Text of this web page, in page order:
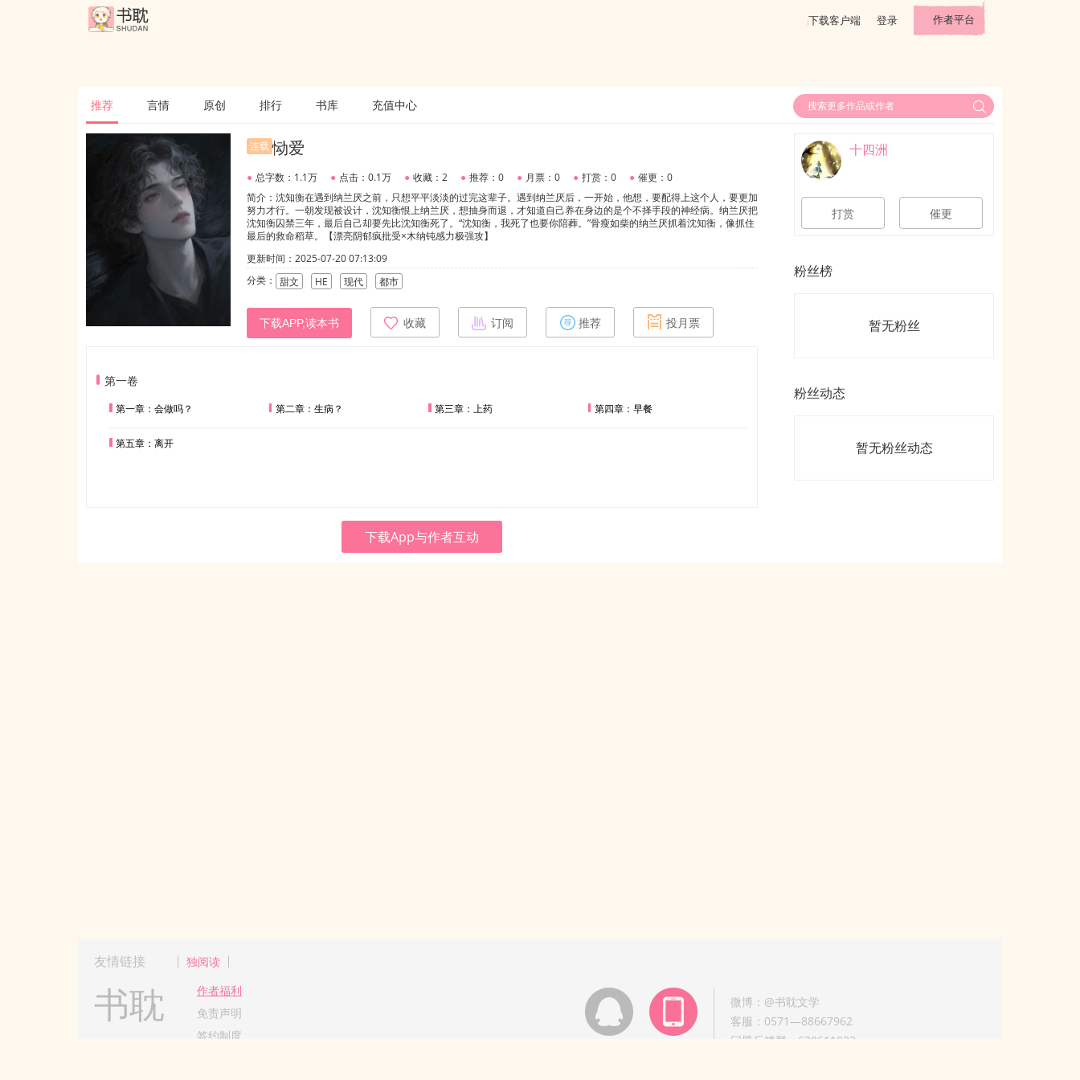
下载客户端 登录 作者平台
推荐 言情 原创 排行 书库 充值中心
连载 恸爱
● 总字数：1.1万 ● 点击：0.1万 ● 收藏：2 ● 推荐：0 ● 月票：0 ● 打赏：0 ● 催更：0
简介：沈知衡在遇到纳兰厌之前，只想平平淡淡的过完这辈子。遇到纳兰厌后，一开始，他想，要配得上这个人，要更加
努力才行。一朝发现被设计，沈知衡恨上纳兰厌，想抽身而退，才知道自己养在身边的是个不择手段的神经病。纳兰厌把
沈知衡囚禁三年，最后自己却要先比沈知衡死了。“沈知衡，我死了也要你陪葬。”骨瘦如柴的纳兰厌抓着沈知衡，像抓住
最后的救命稻草。【漂亮阴郁疯批受×木纳钝感力极强攻】
更新时间：2025-07-20 07:13:09
分类： 甜文 HE 现代 都市
下载APP,读本书 收藏 订阅 推荐 投月票
第一卷
第一章：会做吗？ 第二章：生病？ 第三章：上药 第四章：早餐
第五章：离开
下载App与作者互动
十四洲
打赏 催更
粉丝榜
暂无粉丝
粉丝动态
暂无粉丝动态
友情链接 独阅读
书耽
作者福利
免责声明
签约制度
微博：@书耽文学
客服：0571—88667962
问题反馈群：630611933